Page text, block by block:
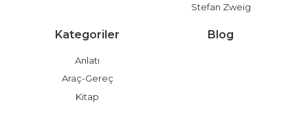
Stefan Zweig
Kategoriler
Anlatı
Araç-Gereç
Kitap
Blog